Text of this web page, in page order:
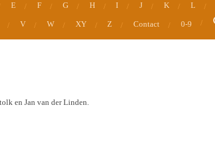
E F G H I J K L
V W XY Z Contact 0-9
en Jan van der Linden.